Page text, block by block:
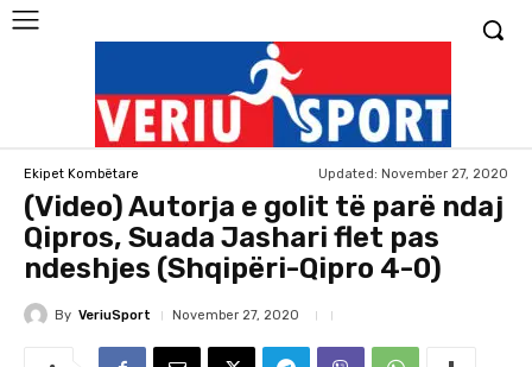
Ekipet Kombëtare Updated: November 27, 2020
(Video) Autorja e golit të parë ndaj
Qipros, Suada Jashari flet pas
ndeshjes (Shqipëri-Qipro 4-0)
By VeriuSport November 27, 2020